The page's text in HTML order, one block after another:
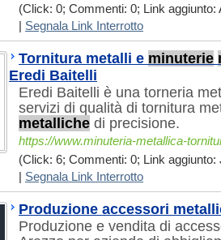
(Click: 0; Commenti: 0; Link aggiunto:
Segnala Link Interrotto
Tornitura metalli e minuterie
Eredi Baitelli
Eredi Baitelli è una torneria
servizi di qualità di tornitura
metalliche di precisione.
https://www.minuteria-metallica-
(Click: 6; Commenti: 0; Link aggiunto:
Segnala Link Interrotto
Produzione accessori
Produzione e vendita di